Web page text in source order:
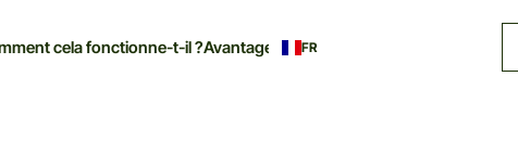
cela fonctionne-t-il ?Avantages FR